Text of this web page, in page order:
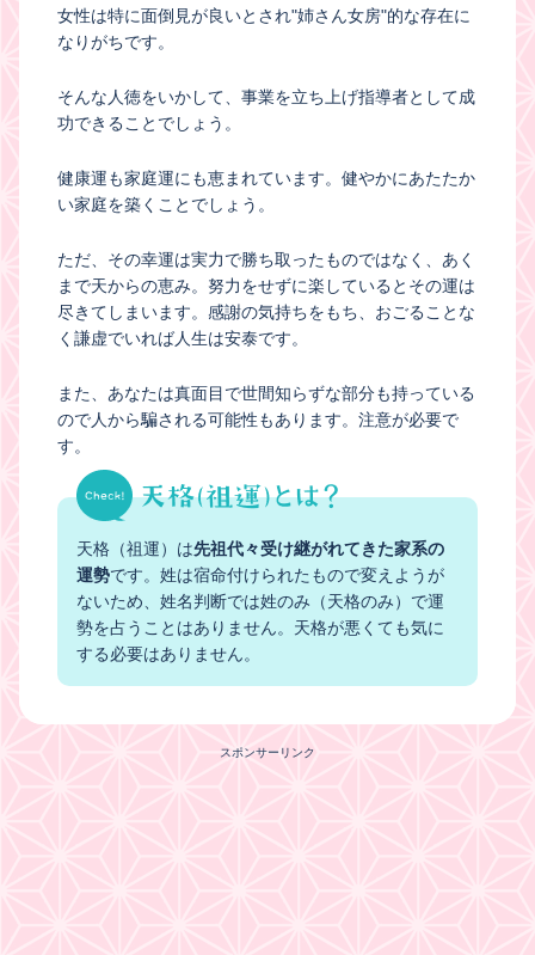
女性は特に面倒見が良いとされ"姉さん女房"的な存在に
なりがちです。
そんな人徳をいかして、事業を立ち上げ指導者として成
功できることでしょう。
健康運も家庭運にも恵まれています。健やかにあたたか
い家庭を築くことでしょう。
ただ、その幸運は実力で勝ち取ったものではなく、あく
まで天からの恵み。努力をせずに楽しているとその運は
尽きてしまいます。感謝の気持ちをもち、おごることな
く謙虚でいれば人生は安泰です。
また、あなたは真面目で世間知らずな部分も持っている
ので人から騙される可能性もあります。注意が必要で
す。
天格（祖運）は先祖代々受け継がれてきた家系の
運勢です。姓は宿命付けられたもので変えようが
ないため、姓名判断では姓のみ（天格のみ）で運
勢を占うことはありません。天格が悪くても気に
する必要はありません。
スポンサーリンク